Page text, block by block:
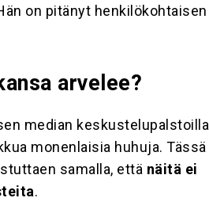
on pitänyt henkilökohtaisen
arvelee?
median keskustelupalstoilla
monenlaisia huhuja. Tässä
samalla, että näitä ei
.